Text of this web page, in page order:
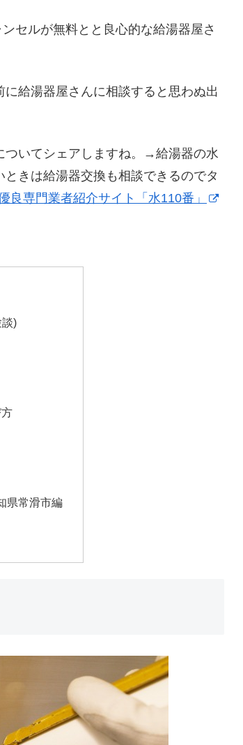
セルが無料とと良心的な給湯器屋さ
給湯器屋さんに相談すると思わぬ出
ついてシェアしますね。→給湯器の水
きは給湯器交換も相談できるのでタ
良専門業者紹介サイト「水110番」
)
県常滑市編